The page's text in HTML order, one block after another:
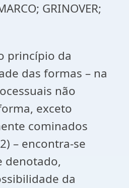
GRINOVER;
princípio da
das formas – na
não
exceto
cominados
– encontra-se
denotado,
da